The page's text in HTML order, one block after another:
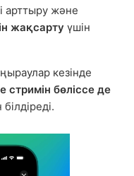
арттыру және
жақсарту үшін
кезінде
стримін бөліссе де